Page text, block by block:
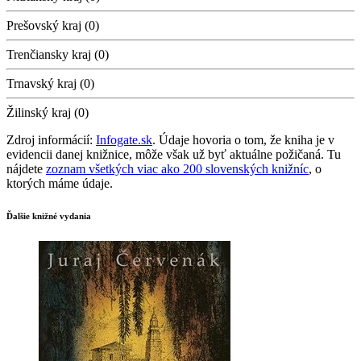
Prešovský kraj (0)
Trenčiansky kraj (0)
Trnavský kraj (0)
Žilinský kraj (0)
Zdroj informácií: Infogate.sk. Údaje hovoria o tom, že kniha je v
evidencii danej knižnice, môže však už byť aktuálne požičaná. Tu
nájdete zoznam všetkých viac ako 200 slovenských knižníc, o
ktorých máme údaje.
Ďalšie knižné vydania